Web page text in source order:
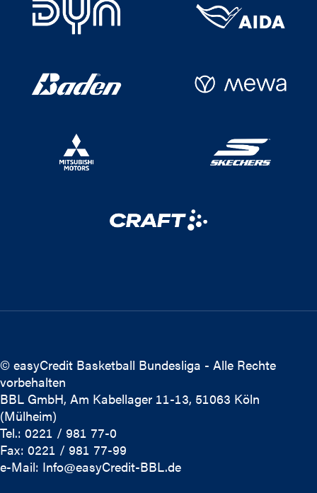
© easyCredit Basketball Bundesliga - Alle Rechte
vorbehalten
BBL GmbH, Am Kabellager 11-13, 51063 Köln
(Mülheim)
Tel.: 0221 / 981 77-0
Fax: 0221 / 981 77-99
e-Mail: Info@easyCredit-BBL.de